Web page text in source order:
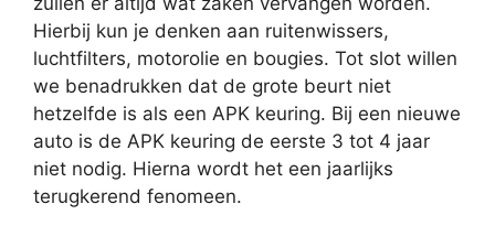
Hierbij kun je denken aan ruitenwissers,
luchtfilters, motorolie en bougies. Tot slot willen
we benadrukken dat de grote beurt niet
hetzelfde is als een APK keuring. Bij een nieuwe
auto is de APK keuring de eerste 3 tot 4 jaar
niet nodig. Hierna wordt het een jaarlijks
terugkerend fenomeen.